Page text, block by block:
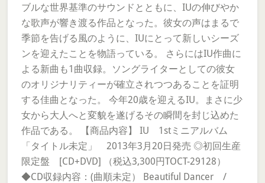
ブルな世界基準のサウンドとともに、IUの伸びやか
な歌声が響き渡る作品となった。彼女の声はまるで
季節を告げる風のように、IUにとって新しいシーズ
ンを迎えたことを物語っている。 さらにはIU作曲に
よる新曲も1曲収録。ソングライターとしての彼女
のオリジナリティーが確立されつつあることを証明
する佳曲となった。 今年20歳を迎えるIU。まさに少
女から大人へと変貌を遂げるその瞬間を封じ込めた
作品である。 【商品内容】 IU 1stミニアルバム
「タイトル未定」 2013年3月20日発売 ◎初回生産
限定盤 [CD+DVD] （税込3,300円TOCT-29128）
◆CD収録内容：(曲順未定） Beautiful Dancer /